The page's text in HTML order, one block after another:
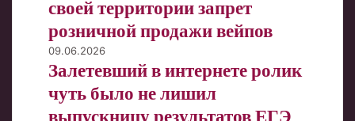
телефонными
и
интернет-
мошенниками
на
своей
территории
запрет
продажи
вейпов
своей территории запрет
розничной продажи вейпов
Залетевший
в
интернете
ролик
чуть
09.06.2026
Залетевший в интернете ролик
чуть было не лишил